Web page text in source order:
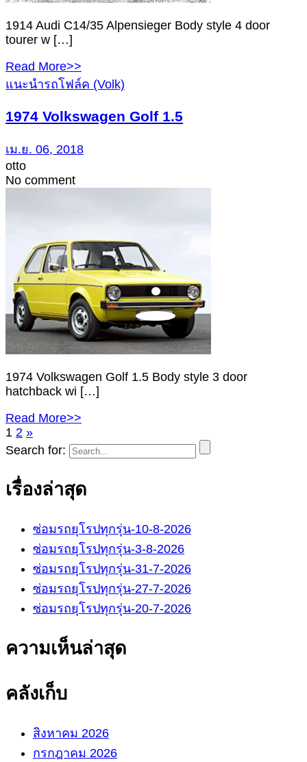
1914 Audi C14/35 Alpensieger Body style 4 door
tourer w […]
Read More>>
แนะนำรถโฟล์ค (Volk)
1974 Volkswagen Golf 1.5
เม.ย. 06, 2018
otto
No comment
1974 Volkswagen Golf 1.5 Body style 3 door
hatchback wi […]
Read More>>
1 2 »
Search for:
เรื่องล่าสุด
ซ่อมรถยุโรปทุกรุ่น-10-8-2026
ซ่อมรถยุโรปทุกรุ่น-3-8-2026
ซ่อมรถยุโรปทุกรุ่น-31-7-2026
ซ่อมรถยุโรปทุกรุ่น-27-7-2026
ซ่อมรถยุโรปทุกรุ่น-20-7-2026
ความเห็นล่าสุด
คลังเก็บ
สิงหาคม 2026
กรกฎาคม 2026